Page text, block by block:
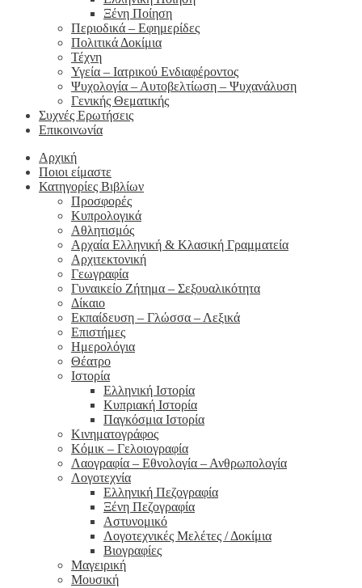
Ξένη Ποίηση
Περιοδικά – Εφημερίδες
Πολιτικά Δοκίμια
Τέχνη
Υγεία – Ιατρικού Ενδιαφέροντος
Ψυχολογία – Αυτοβελτίωση – Ψυχανάλυση
Γενικής Θεματικής
Συχνές Ερωτήσεις
Επικοινωνία
Αρχική
Ποιοι είμαστε
Κατηγορίες Βιβλίων
Προσφορές
Κυπρολογικά
Αθλητισμός
Αρχαία Ελληνική & Κλασική Γραμματεία
Αρχιτεκτονική
Γεωγραφία
Γυναικείο Ζήτημα – Σεξουαλικότητα
Δίκαιο
Εκπαίδευση – Γλώσσα – Λεξικά
Επιστήμες
Ημερολόγια
Θέατρο
Ιστορία
Ελληνική Ιστορία
Κυπριακή Ιστορία
Παγκόσμια Ιστορία
Κινηματογράφος
Κόμικ – Γελοιογραφία
Λαογραφία – Εθνολογία – Ανθρωπολογία
Λογοτεχνία
Ελληνική Πεζογραφία
Ξένη Πεζογραφία
Αστυνομικό
Λογοτεχνικές Μελέτες / Δοκίμια
Βιογραφίες
Μαγειρική
Μουσική